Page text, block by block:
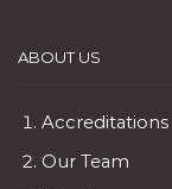
ABOUT US
Accreditations
Our Team